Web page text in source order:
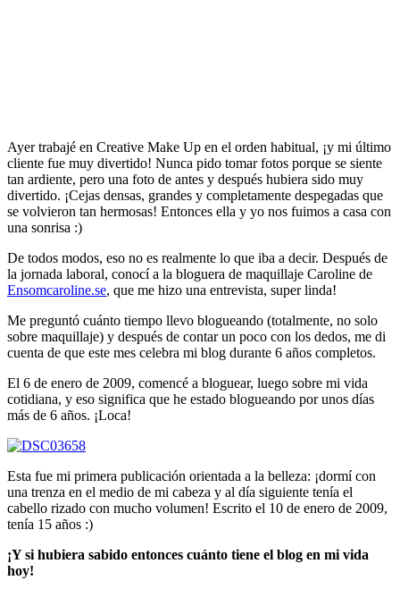
Ayer trabajé en Creative Make Up en el orden habitual, ¡y mi último
cliente fue muy divertido! Nunca pido tomar fotos porque se siente
tan ardiente, pero una foto de antes y después hubiera sido muy
divertido. ¡Cejas densas, grandes y completamente despegadas que
se volvieron tan hermosas! Entonces ella y yo nos fuimos a casa con
una sonrisa :)
De todos modos, eso no es realmente lo que iba a decir. Después de
la jornada laboral, conocí a la bloguera de maquillaje Caroline de
Ensomcaroline.se, que me hizo una entrevista, super linda!
Me preguntó cuánto tiempo llevo blogueando (totalmente, no solo
sobre maquillaje) y después de contar un poco con los dedos, me di
cuenta de que este mes celebra mi blog durante 6 años completos.
El 6 de enero de 2009, comencé a bloguear, luego sobre mi vida
cotidiana, y eso significa que he estado blogueando por unos días
más de 6 años. ¡Loca!
Esta fue mi primera publicación orientada a la belleza: ¡dormí con
una trenza en el medio de mi cabeza y al día siguiente tenía el
cabello rizado con mucho volumen! Escrito el 10 de enero de 2009,
tenía 15 años :)
¡Y si hubiera sabido entonces cuánto tiene el blog en mi vida
hoy!